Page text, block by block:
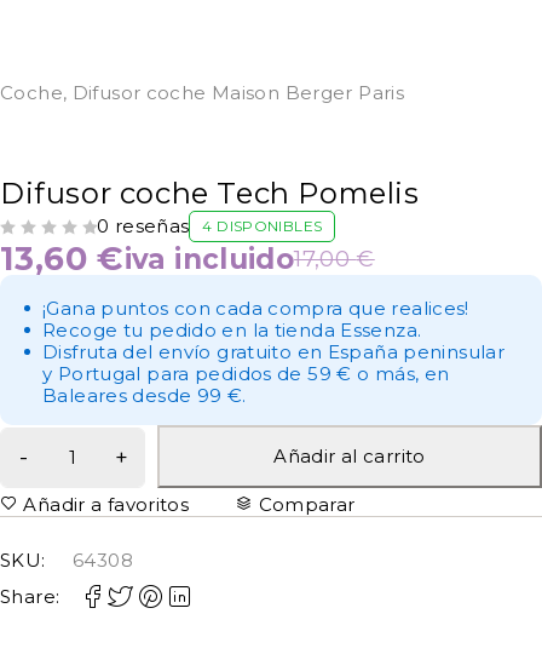
Coche, Difusor coche Maison Berger Paris
Difusor coche Tech Pomelis
0 reseñas 4 DISPONIBLES
17,00€
13,60€iva incluido
¡Gana puntos con cada compra que realices!
Recoge tu pedido en la tienda Essenza.
Disfruta del envío gratuito en España peninsular
y Portugal para pedidos de 59 € o más, en
Baleares desde 99 €.
Añadir al carrito
Añadir a favoritos Comparar
SKU:
64308
Share: